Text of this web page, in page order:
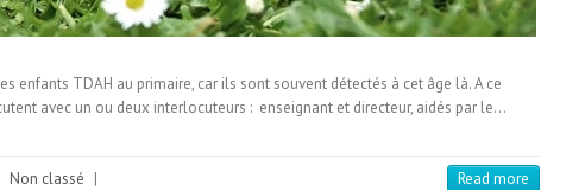
enfants TDAH au primaire, car ils sont souvent détectés à cet âge là. A ce
avec un ou deux interlocuteurs : enseignant et directeur, aidés par le…
Non classé | Read more